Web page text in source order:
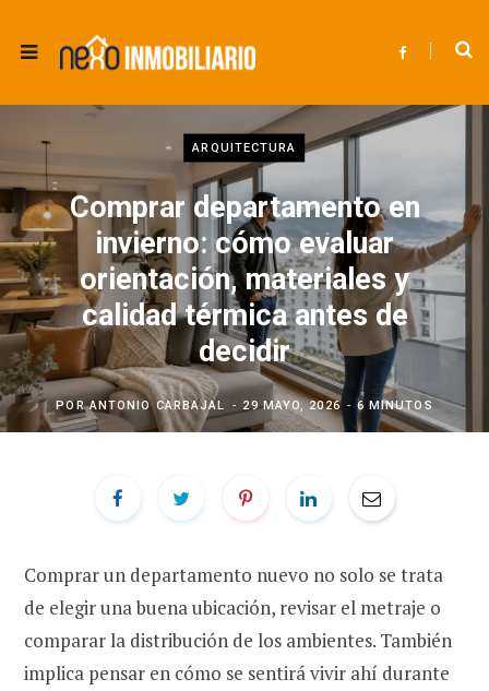
F
b
o
ARQUITECTURA
Comprar departamento en
invierno: cómo evaluar
orientación, materiales y
calidad térmica antes de
decidir
PORANTONIO CARBAJAL 29 MAYO, 2026 6 MINUTOS
Comprar un departamento nuevo no solo se trata
de elegir una buena ubicación, revisar el metraje o
comparar la distribución de los ambientes. También
implica pensar en cómo se sentirá vivir ahí durante